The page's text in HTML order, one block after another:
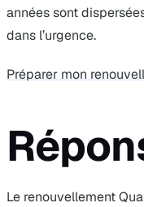
années sont
dans l’urgence.
Préparer mon
Le renouvellement